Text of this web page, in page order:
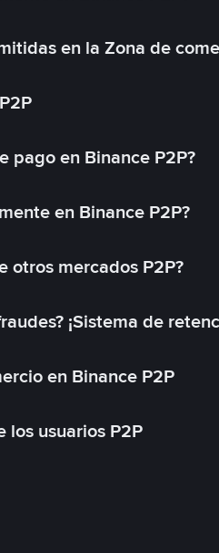
en la Zona de
pago en Binance P2P?
en Binance P2P?
otros mercados P2P?
¡Sistema de
en Binance P2P
los usuarios P2P